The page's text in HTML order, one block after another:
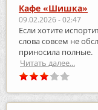
Кафе «Шишка»
09.02.2026 - 02:47
Если хотите
слова совсем не
приносила полные.
Читать далее...